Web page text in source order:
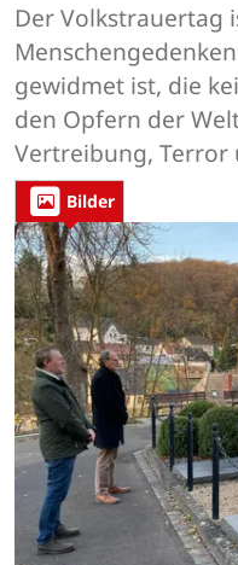
Der Volkstrauertag
gewidmet ist, die
den Opfern der
Vertreibung, Terror
Bilder